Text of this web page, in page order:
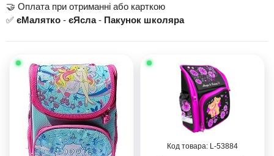
🤝 Оплата при отриманні або карткою
✅ єМалятко - єЯсла- Пакунок школяра
53884